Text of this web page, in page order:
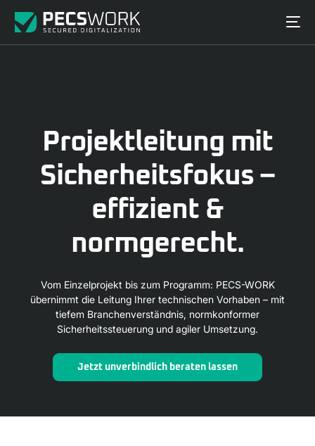
Projektleitung mit
Sicherheitsfokus –
effizient &
normgerecht.
Vom Einzelprojekt bis zum Programm: PECS-WORK
übernimmt die Leitung Ihrer technischen Vorhaben – mit
tiefem Branchenverständnis, normkonformer
Sicherheitssteuerung und agiler Umsetzung.
Jetzt unverbindlich beraten lassen